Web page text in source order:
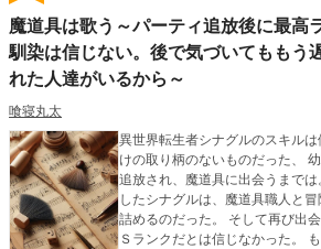
え方が残る物語 ―――――― ※途中までは旧作のリライト
（大筋は維持／テンポ・心理・
ートへ継続します。
魔道具は歌う～パーティ追放後に最高
馴染は信じない。後で気づいてももう
れた人達がいるから～
喰寝丸太
異世界転生者シナグルのスキル
けの取り柄のないものだった、
追放され、魔道具に出会うまで
したシナグルは、魔道具職人と
詰めるのだった。 そして再び出
Ｓランクだとは信じなかった。